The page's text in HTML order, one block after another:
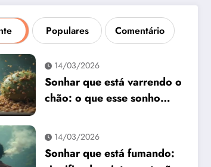
Populares Comentário
14/03/2026
Sonhar que está varrendo o
chão: o que esse sonho
14/03/2026
Sonhar que está fumando: